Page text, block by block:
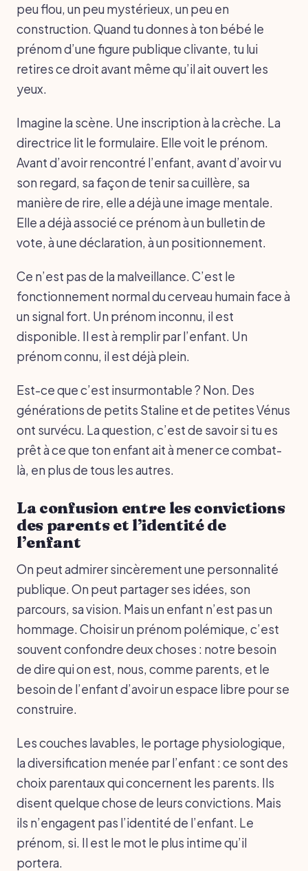
peu flou, un peu mystérieux, un peu en
construction. Quand tu donnes à ton bébé le
prénom d’une figure publique clivante, tu lui
retires ce droit avant même qu’il ait ouvert les
yeux.
Imagine la scène. Une inscription à la crèche. La
directrice lit le formulaire. Elle voit le prénom.
Avant d’avoir rencontré l’enfant, avant d’avoir vu
son regard, sa façon de tenir sa cuillère, sa
manière de rire, elle a déjà une image mentale.
Elle a déjà associé ce prénom à un bulletin de
vote, à une déclaration, à un positionnement.
Ce n’est pas de la malveillance. C’est le
fonctionnement normal du cerveau humain face à
un signal fort. Un prénom inconnu, il est
disponible. Il est à remplir par l’enfant. Un
prénom connu, il est déjà plein.
Est-ce que c’est insurmontable ? Non. Des
générations de petits Staline et de petites Vénus
ont survécu. La question, c’est de savoir si tu es
prêt à ce que ton enfant ait à mener ce combat-
là, en plus de tous les autres.
La confusion entre les convictions
des parents et l’identité de
l’enfant
On peut admirer sincèrement une personnalité
publique. On peut partager ses idées, son
parcours, sa vision. Mais un enfant n’est pas un
hommage. Choisir un prénom polémique, c’est
souvent confondre deux choses : notre besoin
de dire qui on est, nous, comme parents, et le
besoin de l’enfant d’avoir un espace libre pour se
construire.
Les couches lavables, le portage physiologique,
la diversification menée par l’enfant : ce sont des
choix parentaux qui concernent les parents. Ils
disent quelque chose de leurs convictions. Mais
ils n’engagent pas l’identité de l’enfant. Le
prénom, si. Il est le mot le plus intime qu’il
portera.